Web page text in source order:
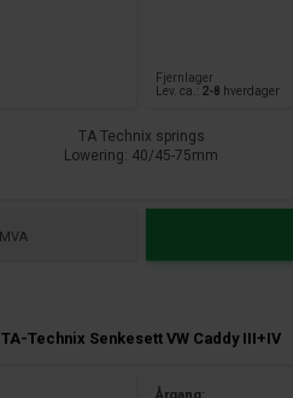
Fjernlager
Lev. ca.: 2-8 hverdager
TA Technix springs
Lowering: 40/45-75mm
VW Caddy III+IV Type 2K / 2KN
TA-Technix Senkesett VW Caddy III+IV